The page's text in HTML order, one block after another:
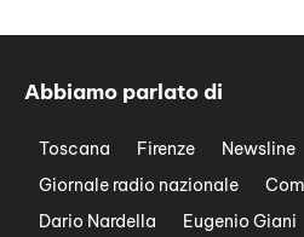
Abbiamo parlato di
Toscana Firenze Newsline
Giornale radio nazionale
Dario Nardella
Eugenio Giani